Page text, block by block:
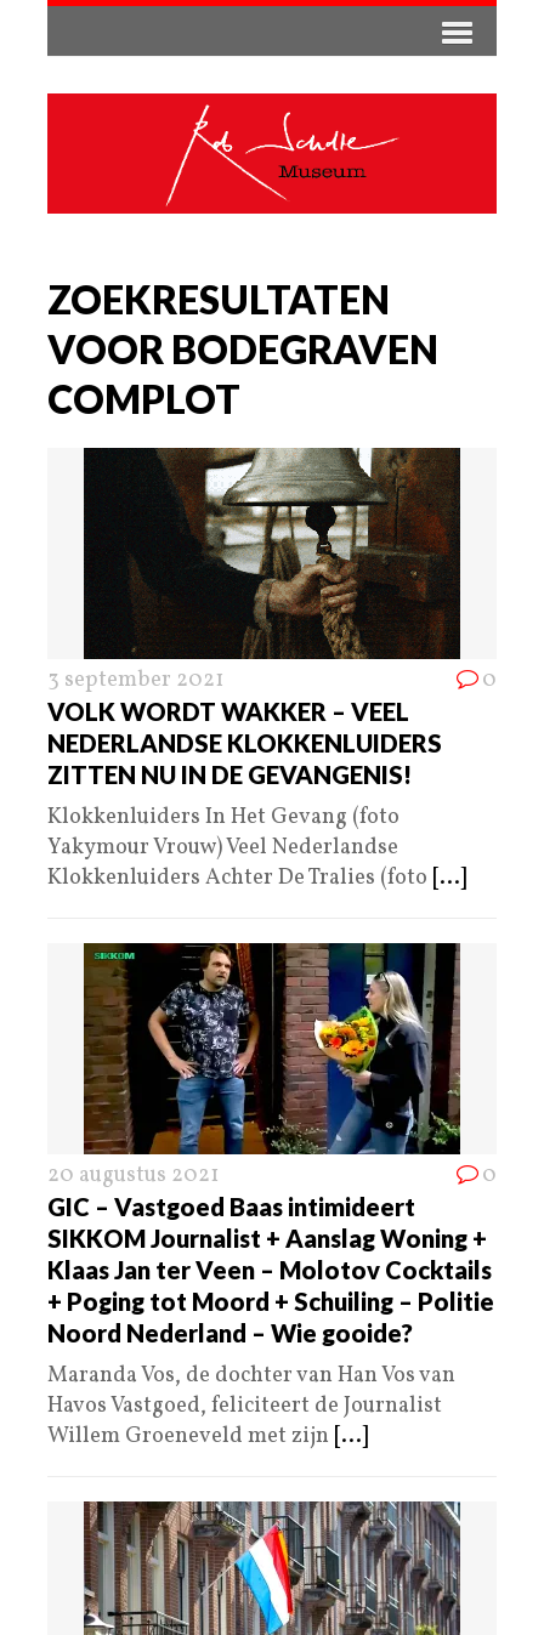
ZOEKRESULTATEN
VOOR BODEGRAVEN
COMPLOT
3 september 2021 0
VOLK WORDT WAKKER – VEEL
NEDERLANDSE KLOKKENLUIDERS
ZITTEN NU IN DE GEVANGENIS!
Klokkenluiders In Het Gevang (foto
Yakymour Vrouw) Veel Nederlandse
Klokkenluiders Achter De Tralies (foto [...]
20 augustus 2021 0
GIC – Vastgoed Baas intimideert
SIKKOM Journalist + Aanslag Woning +
Klaas Jan ter Veen – Molotov Cocktails
+ Poging tot Moord + Schuiling – Politie
Noord Nederland – Wie gooide?
Maranda Vos, de dochter van Han Vos van
Havos Vastgoed, feliciteert de Journalist
Willem Groeneveld met zijn [...]